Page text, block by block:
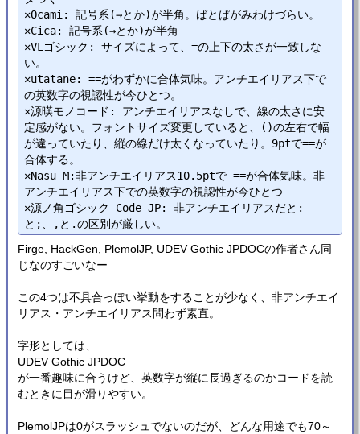
✕Ocami: 記号系(→とか)が半角。ばとぱがみわけづらい。
✕Cica: 記号系(→とか)が半角
✕VLゴシック: サイズによって、=の上下の太さが一致しな
い。
✕utatane: ==がわずかに合体気味。アンチエイリアス下で
の英数字の視認性が今ひとつ。
✕源暎モノコード: アンチエイリアスなしで、線の太さに安
定感がない。フォントサイズ変更していると、()の左右で幅
が違っていたり、縦の線だけ太くなっていたり。9ptで==が
合体する。
✕Nasu M:非アンチエイリアス10.5ptで ==が合体気味。非
アンチエイリアス下での英数字の視認性が今ひとつ
✕源ノ角ゴシック Code JP: 非アンチエイリアスだと:
Firge, HackGen, PlemolJP, UDEV Gothic JPDOCの作者さん同
じなのすごいなー
この4つは不具合っぽい挙動をすることが少なく、非アンチエイ
リアス・アンチエイリアス問わず素直。
字形としては、
UDEV Gothic JPDOC
が一番趣味に合うけど、英数字が縦に長過ぎるのかコードを読
むときに目が滑りやすい。
PlemolJPは0がスラッシュでないのだが、どんな用途でも70～